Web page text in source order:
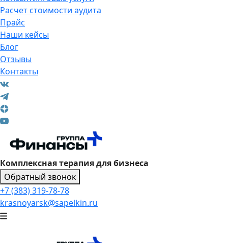
Расчет стоимости аудита
Прайс
Наши кейсы
Блог
Отзывы
Контакты
Комплексная терапия для бизнеса
Обратный звонок
+7 (383) 319-78-78
krasnoyarsk@sapelkin.ru